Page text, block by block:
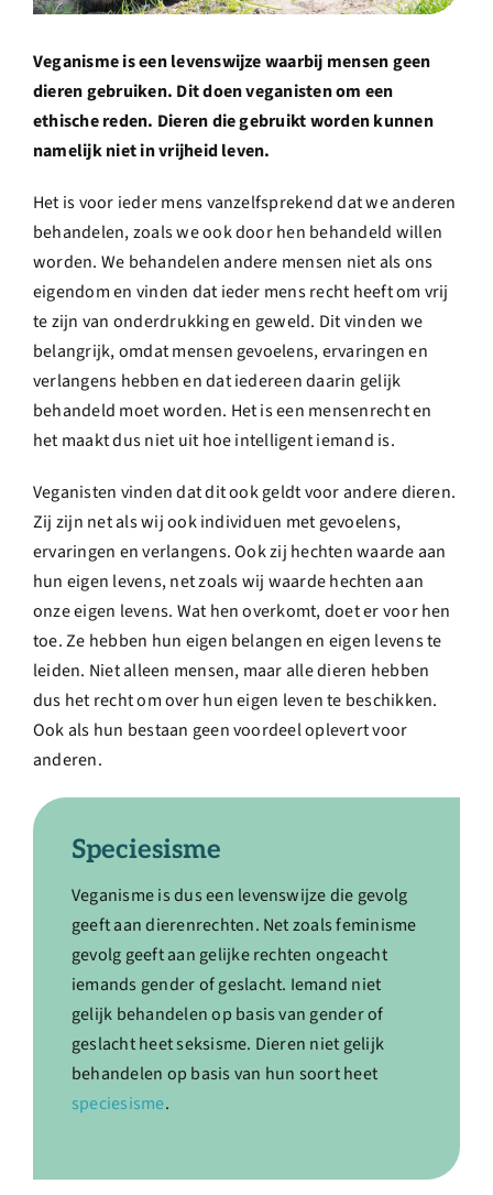
Over ons
Ondernemer
Contact
Doneren
Shop
English
Veganisme is een levenswijze waarbij mensen geen
dieren gebruiken. Dit doen veganisten om een
ethische reden. Dieren die gebruikt worden kunnen
namelijk niet in vrijheid leven.
Het is voor ieder mens vanzelfsprekend dat we anderen
behandelen, zoals we ook door hen behandeld willen
worden. We behandelen andere mensen niet als ons
eigendom en vinden dat ieder mens recht heeft om vrij
te zijn van onderdrukking en geweld. Dit vinden we
belangrijk, omdat mensen gevoelens, ervaringen en
verlangens hebben en dat iedereen daarin gelijk
behandeld moet worden. Het is een mensenrecht en
het maakt dus niet uit hoe intelligent iemand is.
Veganisten vinden dat dit ook geldt voor andere dieren.
Zij zijn net als wij ook individuen met gevoelens,
ervaringen en verlangens. Ook zij hechten waarde aan
hun eigen levens, net zoals wij waarde hechten aan
onze eigen levens. Wat hen overkomt, doet er voor hen
toe. Ze hebben hun eigen belangen en eigen levens te
leiden. Niet alleen mensen, maar alle dieren hebben
dus het recht om over hun eigen leven te beschikken.
Ook als hun bestaan geen voordeel oplevert voor
anderen.
Speciesisme
Veganisme is dus een levenswijze die gevolg
geeft aan dierenrechten. Net zoals feminisme
gevolg geeft aan gelijke rechten ongeacht
iemands gender of geslacht. Iemand niet
gelijk behandelen op basis van gender of
geslacht heet seksisme. Dieren niet gelijk
behandelen op basis van hun soort heet
speciesisme.